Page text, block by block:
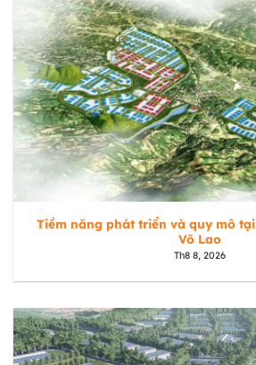
Tiềm năng phát triển và quy mô
Võ Lao
Th8 8, 2026